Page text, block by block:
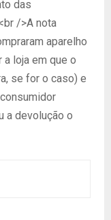
das
/>A nota
aparelho
loja em que o
se for o caso) e
a devolução o